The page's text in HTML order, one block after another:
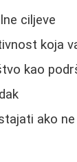
ciljeve
koja
kao
ako